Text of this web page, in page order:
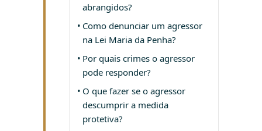
abrangidos?
Como denunciar um agressor
na Lei Maria da Penha?
Por quais crimes o agressor
pode responder?
O que fazer se o agressor
descumprir a medida
protetiva?